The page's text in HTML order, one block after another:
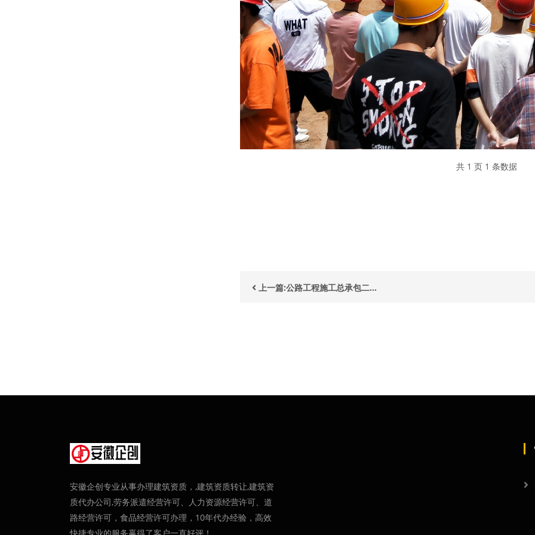
共 1 页 1 条数据
上一篇:公路工程施工总承包二...
安徽企创专业从事办理建筑资质，,建筑资质转让,建筑资
质代办公司,劳务派遣经营许可、人力资源经营许可、道
路经营许可，食品经营许可办理，10年代办经验，高效